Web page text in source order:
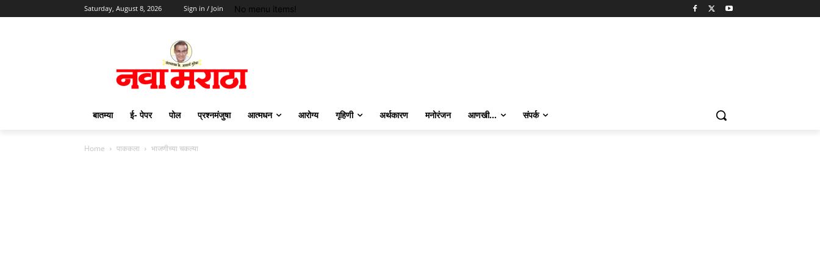
Saturday, August 8, 2026 Sign in / Join No menu items!
बातम्या ई- पेपर पोल प्रश्नमंजुषा आत्मधन आरोग्य गृहिणी अर्थकारण मनोरंजन आणखी… संपर्क
Home पाककला भाजणीच्या चकल्या